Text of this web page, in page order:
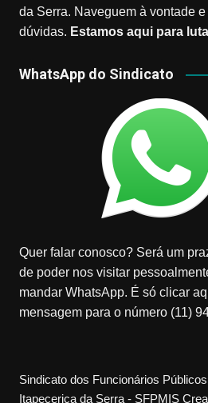
da Serra. Naveguem à vontade
dúvidas. Estamos aqui para
WhatsApp do Sindicato
Quer falar conosco? Será um
de poder nos visitar
mandar WhatsApp. É só clicar
mensagem para o número (11)
Sindicato dos Funcionários
Itapecerica da Serra - SFPMIS